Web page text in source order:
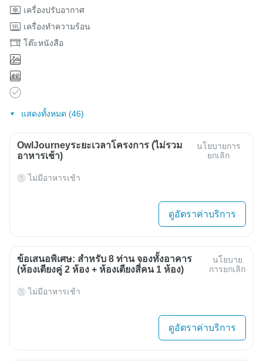
เครื่องปรับอากาศ
เครื่องทำความร้อน
โต๊ะหนังสือ
แสดงทั้งหมด (46)
OwlJourneyระยะเวลาโครงการ (ไม่รวม
อาหารเช้า)
นโยบายการ
ยกเลิก
ไม่มีอาหารเช้า
ดูอัตราค่าบริการ
ข้อเสนอพิเศษ: สำหรับ 8 ท่าน จองทั้งอาคาร
(ห้องเตียงคู่ 2 ห้อง + ห้องเตียงสี่คน 1 ห้อง)
นโยบาย
การยกเลิก
ไม่มีอาหารเช้า
ดูอัตราค่าบริการ